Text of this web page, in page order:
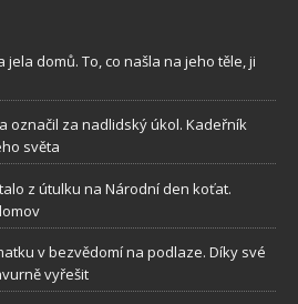
jela domů. To, co našla na jeho těle, ji
označil za nadlidský úkol. Kadeřník
světa
z útulku na Národní den koťat.
v bezvědomí na podlaze. Díky své
vyřešit